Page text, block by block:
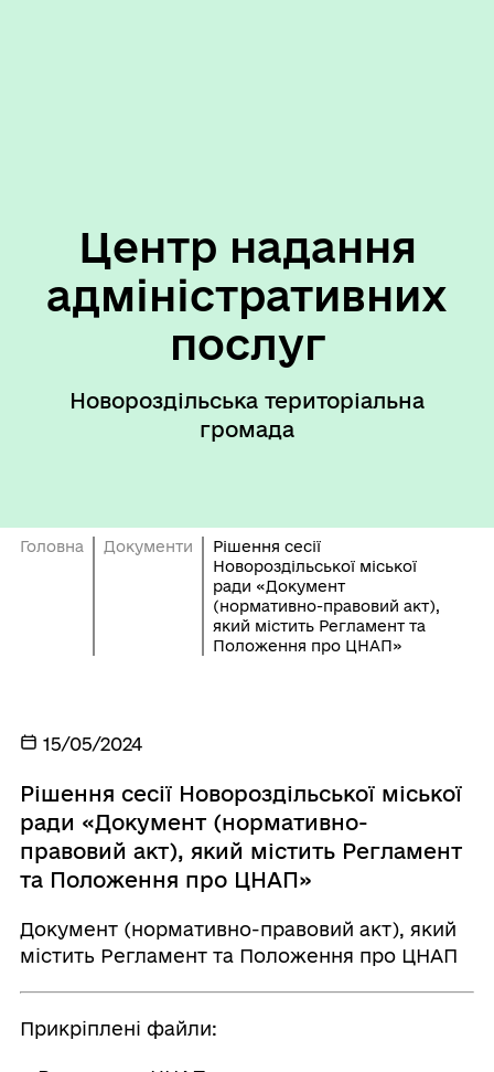
Центр надання
адміністративних
послуг
Новороздільська територіальна
громада
Головна Документи
Рішення сесії
Новороздільської міської
ради «Документ
(нормативно-правовий акт),
який містить Регламент та
Положення про ЦНАП»
15/05/2024
Рішення сесії Новороздільської міської
ради «Документ (нормативно-
правовий акт), який містить Регламент
та Положення про ЦНАП»
Документ (нормативно-правовий акт), який
містить Регламент та Положення про ЦНАП
Прикріплені файли: